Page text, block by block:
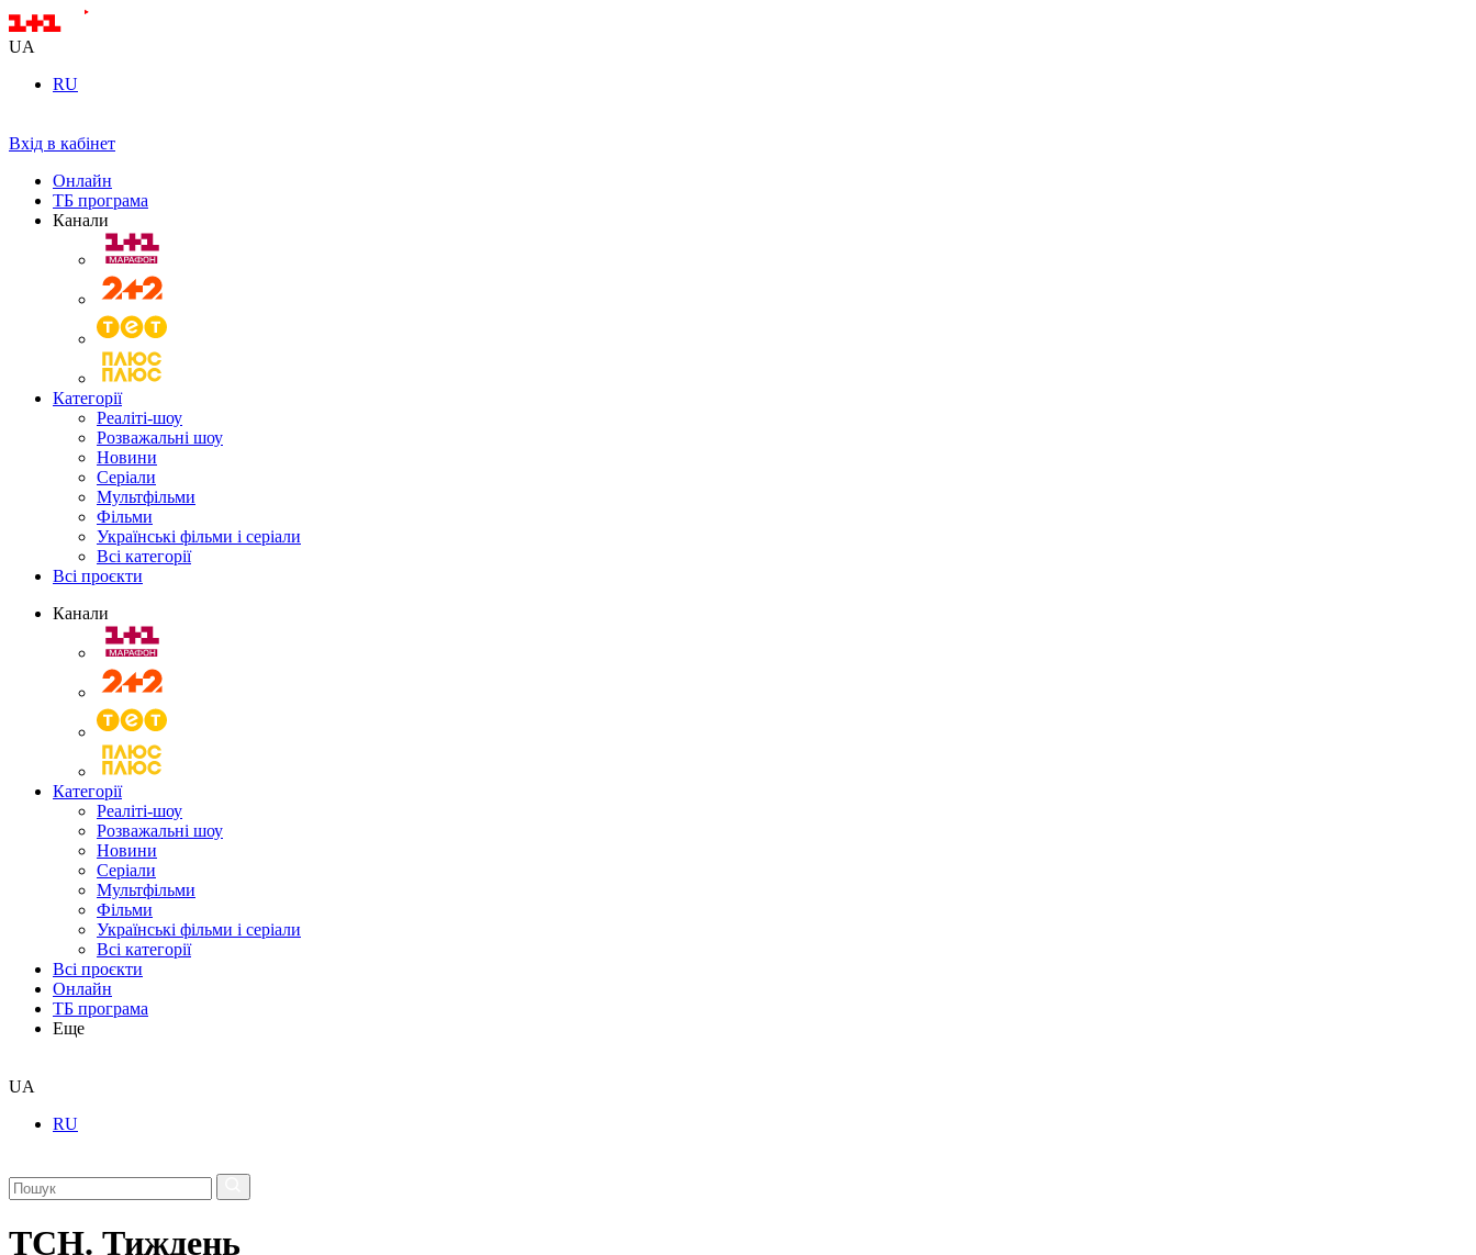
UA
RU
Вхід в кабінет
Онлайн
ТБ програма
Канали
Категорії
Реаліті-шоу
Розважальні шоу
Новини
Серіали
Мультфільми
Фільми
Українські фільми і серіали
Всі категорії
Всі проєкти
Канали
Категорії
Реаліті-шоу
Розважальні шоу
Новини
Серіали
Мультфільми
Фільми
Українські фільми і серіали
Всі категорії
Всі проєкти
Онлайн
ТБ програма
Еще
UA
RU
ТСН. Тиждень